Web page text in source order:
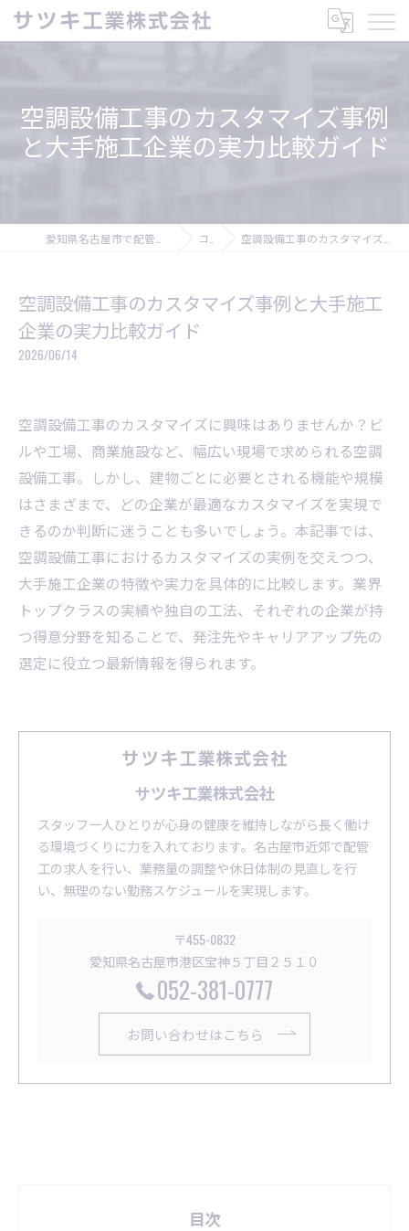
空調設備工事のカスタマイズ事例
と大手施工企業の実力比較ガイド
コラム 空調設備工事のカスタマイズ事例と大手施工企業の実力比較ガイド
空調設備工事のカスタマイズ事例と大手施工
企業の実力比較ガイド
2026/06/14
空調設備工事のカスタマイズに興味はありませんか？ビ
ルや工場、商業施設など、幅広い現場で求められる空調
設備工事。しかし、建物ごとに必要とされる機能や規模
はさまざまで、どの企業が最適なカスタマイズを実現で
きるのか判断に迷うことも多いでしょう。本記事では、
空調設備工事におけるカスタマイズの実例を交えつつ、
大手施工企業の特徴や実力を具体的に比較します。業界
トップクラスの実績や独自の工法、それぞれの企業が持
つ得意分野を知ることで、発注先やキャリアアップ先の
選定に役立つ最新情報を得られます。
サツキ工業株式会社
スタッフ一人ひとりが心身の健康を維持しながら長く働け
る環境づくりに力を入れております。名古屋市近郊で配管
工の求人を行い、業務量の調整や休日体制の見直しを行
い、無理のない勤務スケジュールを実現します。
〒455-0832
愛知県名古屋市港区宝神５丁目２５１０
052-381-0777
お問い合わせはこちら
目次